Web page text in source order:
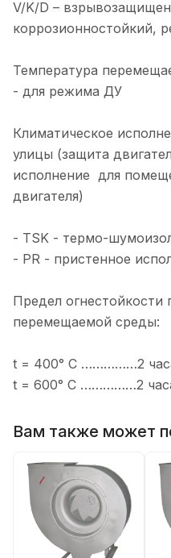
V/K/D –
коррозионностойкий,
Температура
- для режима ДУ
Климатическое
улицы (защита
исполнение для
двигателя)
- TSK - термо-
- PR - пристенное
Предел огнестойкости
перемещаемой среды:
t = 400° C ……………2
t = 600° C ……………2
Вам также может